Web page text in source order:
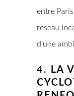
entre
réseau
d’une
4.
LA